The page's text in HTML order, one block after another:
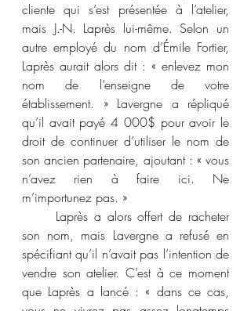
cliente qui s’est présentée à l’atelier,
mais J.-N. Laprès lui-même. Selon un
autre employé du nom d’Émile Fortier,
Laprès aurait alors dit : « enlevez mon
nom de l’enseigne de votre
établissement. » Lavergne a répliqué
qu’il avait payé 4 000$ pour avoir le
droit de continuer d’utiliser le nom de
son ancien partenaire, ajoutant : « vous
n’avez rien à faire ici. Ne
m’importunez pas. »
son nom, mais Lavergne a refusé en
spécifiant qu’il n’avait pas l’intention de
vendre son atelier. C’est à ce moment
que Laprès a lancé : « dans ce cas,